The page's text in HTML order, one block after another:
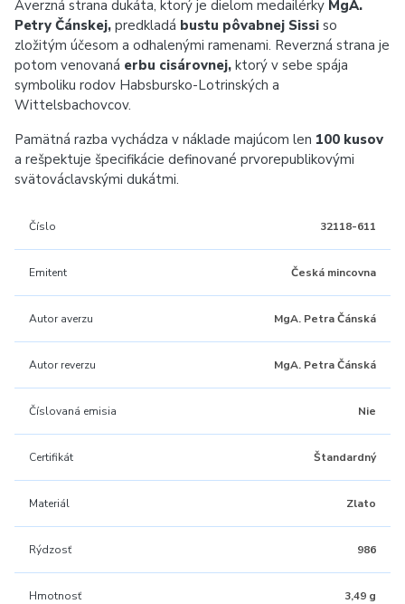
Averzná strana dukáta, ktorý je dielom medailérky MgA.
Petry Čánskej, predkladá bustu pôvabnej Sissi so
zložitým účesom a odhalenými ramenami. Reverzná strana je
potom venovaná erbu cisárovnej, ktorý v sebe spája
symboliku rodov Habsbursko-Lotrinských a
Wittelsbachovcov.
Pamätná razba vychádza v náklade majúcom len 100 kusov
a rešpektuje špecifikácie definované prvorepublikovými
svätováclavskými dukátmi.
Číslo 32118-611
Emitent Česká mincovna
Autor averzu MgA. Petra Čánská
Autor reverzu MgA. Petra Čánská
Číslovaná emisia Nie
Certifikát Štandardný
Materiál Zlato
Rýdzosť 986
Hmotnosť 3,49 g